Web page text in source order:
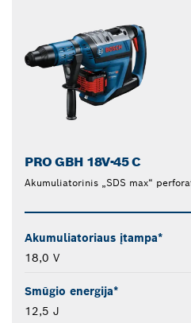
PRO GBH 18V-45 C
Akumuliatorinis „SDS max“
Akumuliatoriaus įtampa*
18,0 V
Smūgio energija*
12,5 J